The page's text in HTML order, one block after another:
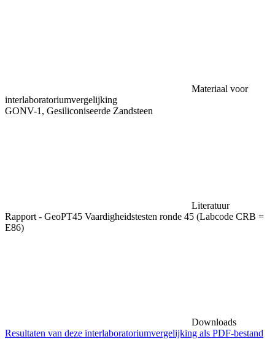
Materiaal voor
interlaboratoriumvergelijking
GONV-1, Gesiliconiseerde Zandsteen
Literatuur
Rapport - GeoPT45 Vaardigheidstesten ronde 45 (Labcode CRB =
E86)
Downloads
Resultaten van deze interlaboratoriumvergelijking als PDF-bestand